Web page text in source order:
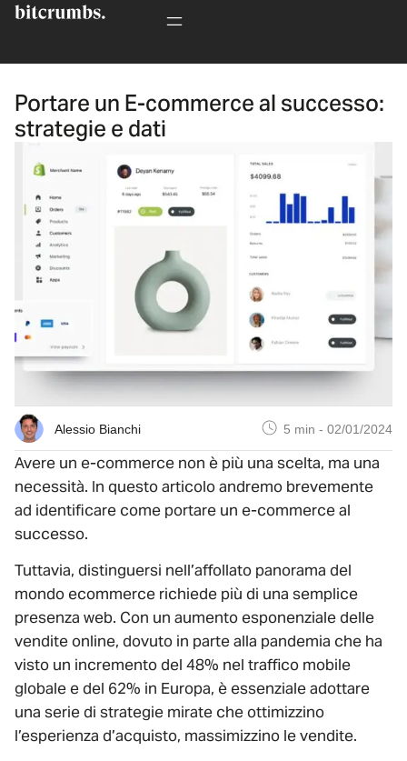
Portare un E-commerce al successo:
strategie e dati
Alessio Bianchi 5 min - 02/01/2024
Avere un e-commerce non è più una scelta, ma una
necessità. In questo articolo andremo brevemente
ad identificare come portare un e-commerce al
successo.
Tuttavia, distinguersi nell’affollato panorama del
mondo ecommerce richiede più di una semplice
presenza web. Con un aumento esponenziale delle
vendite online, dovuto in parte alla pandemia che ha
visto un incremento del 48% nel traffico mobile
globale e del 62% in Europa, è essenziale adottare
una serie di strategie mirate che ottimizzino
l’esperienza d’acquisto, massimizzino le vendite.